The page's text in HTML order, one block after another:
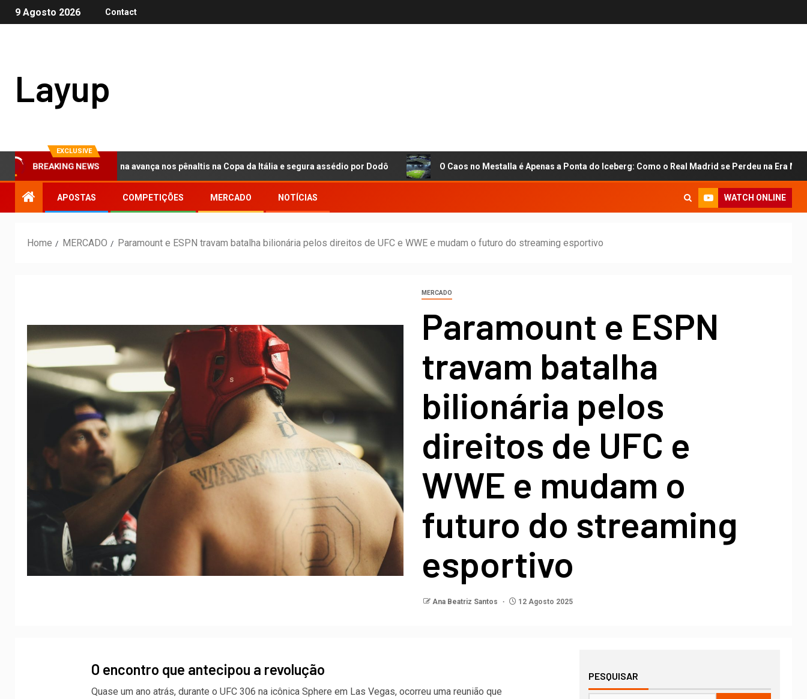
9 Agosto 2026 Contact
Layup
EXCLUSIVE
BREAKING NEWS
Fiorentina avança nos pênaltis na Copa da Itália e segura assédio por Dodô O Caos no Mestalla é Apenas a Ponta do Iceberg: Como o Real Madrid se Perdeu na Era Mbappé
APOSTAS COMPETIÇÕES MERCADO NOTÍCIAS WATCH ONLINE
Home MERCADO Paramount e ESPN travam batalha bilionária pelos direitos de UFC e WWE e mudam o futuro do streaming esportivo
MERCADO
Paramount e ESPN
travam batalha
bilionária pelos
direitos de UFC e
WWE e mudam o
futuro do streaming
esportivo
Ana Beatriz Santos 12 Agosto 2025
O encontro que antecipou a revolução
Quase um ano atrás, durante o UFC 306 na icônica Sphere em Las Vegas, ocorreu uma reunião que
PESQUISAR